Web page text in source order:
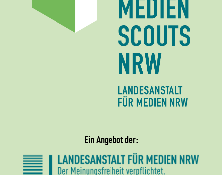
Ein Angebot der: